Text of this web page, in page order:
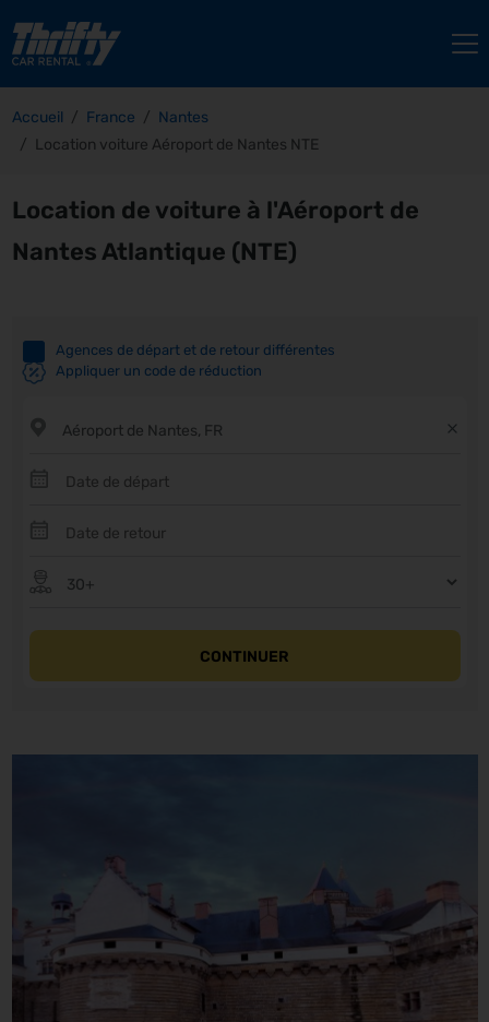
Accueil France
Nantes
Location voiture Aéroport de Nantes NTE
Location de voiture à l'Aéroport de
Nantes Atlantique (NTE)
Agences de départ et de retour différentes
Appliquer un code de réduction
CONTINUER